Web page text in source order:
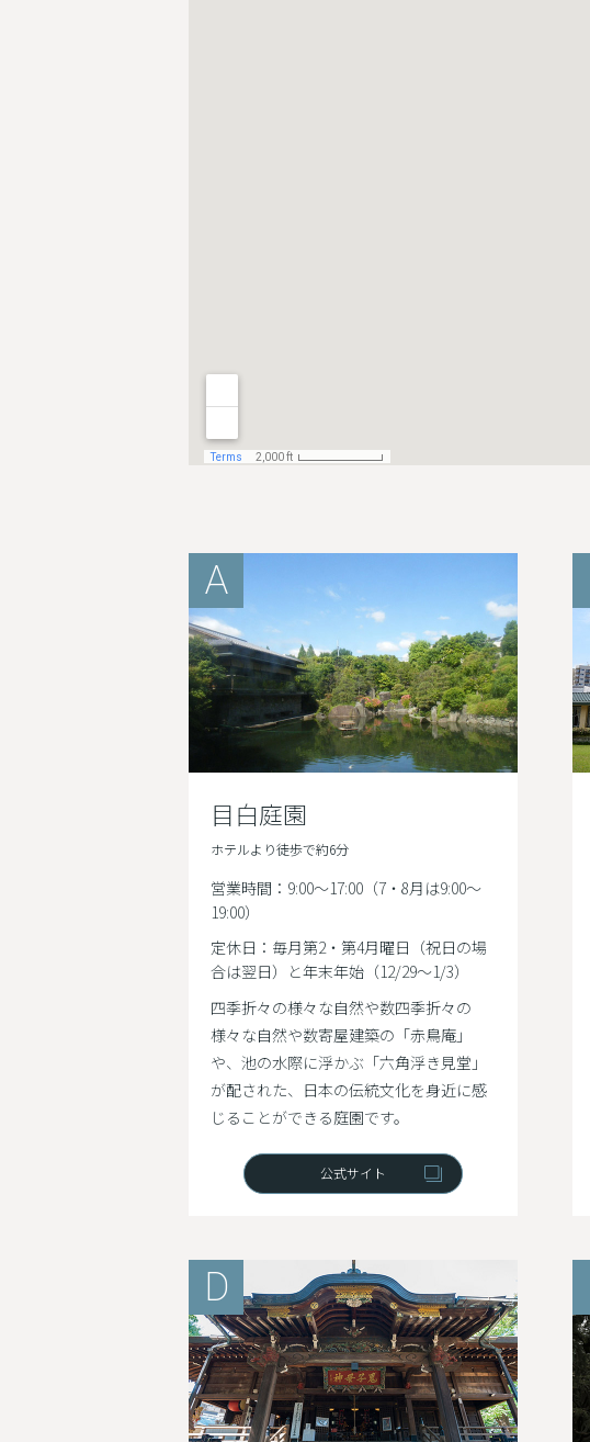
A
目白庭園
ホテルより徒歩で約6分
営業時間：9:00～17:00（7・8月は9:00～
19:00）
定休日：毎月第2・第4月曜日（祝日の場
合は翌日）と年末年始（12/29～1/3）
四季折々の様々な自然や数四季折々の
様々な自然や数寄屋建築の「赤鳥庵」
や、池の水際に浮かぶ「六角浮き見堂」
が配された、日本の伝統文化を身近に感
じることができる庭園です。
公式サイト
D